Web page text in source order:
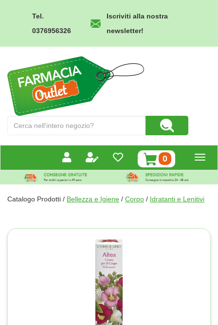
Tel.
0376956326
Iscriviti alla nostra
newsletter!
Outlet
Prodotto
Cerca Prodotto
0prodotti
inseriti
Catalogo Prodotti / Bellezza e Igiene / Corpo / Idratanti e Lenitivi